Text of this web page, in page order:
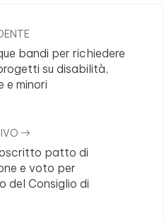
bandi per richiedere
su disabilità,
e minori
patto di
e voto per
del Consiglio di